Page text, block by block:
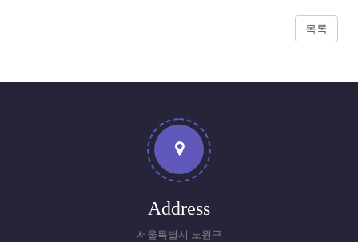
목록
Address
서울특별시 노원구